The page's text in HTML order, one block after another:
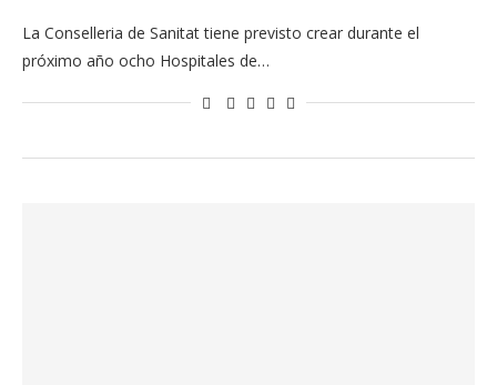
La Conselleria de Sanitat tiene previsto crear durante el
próximo año ocho Hospitales de…